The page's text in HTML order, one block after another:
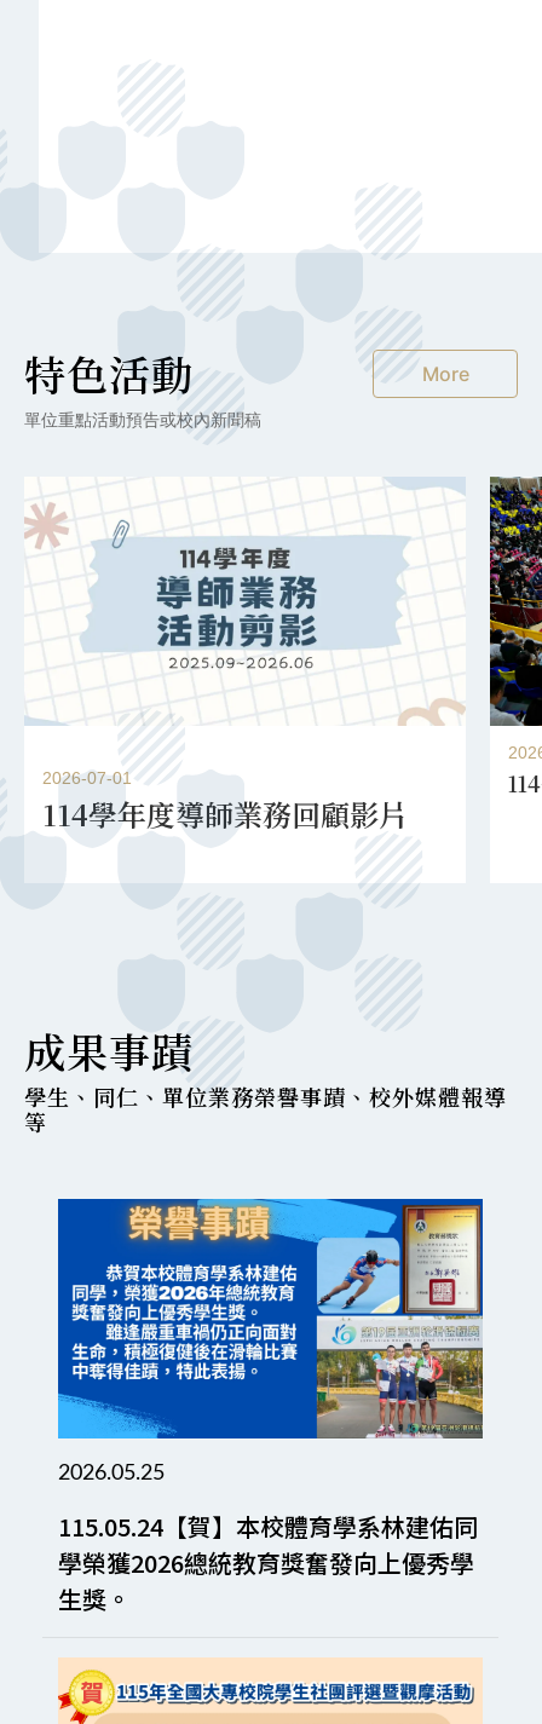
特色活動
單位重點活動預告或校內新聞稿
2026-07-01
114學年度導師業務回顧影片
More
成果事蹟
學生、同仁、單位業務榮譽事蹟、校外媒體報導
等
2026.05.25
115.05.24【賀】本校體育學系林建佑同
學榮獲2026總統教育獎奮發向上優秀學
生獎。